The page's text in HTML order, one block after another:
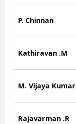
P. Chinnan
Kathiravan .M
M. Vijaya Kumar
Rajavarman .R